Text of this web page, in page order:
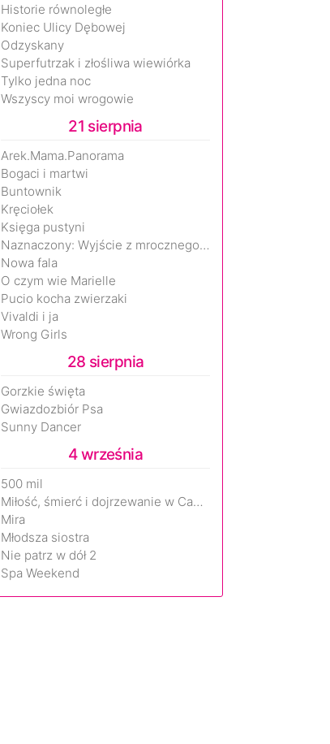
Historie równoległe
Koniec Ulicy Dębowej
Odzyskany
Superfutrzak i złośliwa wiewiórka
Tylko jedna noc
Wszyscy moi wrogowie
21 sierpnia
Arek.Mama.Panorama
Bogaci i martwi
Buntownik
Kręciołek
Księga pustyni
Naznaczony: Wyjście z mrocznego wymiaru
Nowa fala
O czym wie Marielle
Pucio kocha zwierzaki
Vivaldi i ja
Wrong Girls
28 sierpnia
Gorzkie święta
Gwiazdozbiór Psa
Sunny Dancer
4 września
500 mil
Miłość, śmierć i dojrzewanie w Camp Miasma
Mira
Młodsza siostra
Nie patrz w dół 2
Spa Weekend